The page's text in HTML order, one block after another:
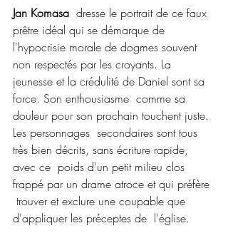
Jan Komasa
  dresse le portrait de ce faux
prêtre idéal qui se démarque de
l'hypocrisie morale de dogmes souvent
non respectés par les croyants. La
jeunesse et la crédulité de Daniel sont sa
force. Son enthousiasme  comme sa
douleur pour son prochain touchent juste.
Les personnages  secondaires sont tous
très bien décrits, sans écriture rapide,
avec ce  poids d'un petit milieu clos
frappé par un drame atroce et qui préfère
trouver et exclure une coupable que
d'appliquer les préceptes de  l'église.